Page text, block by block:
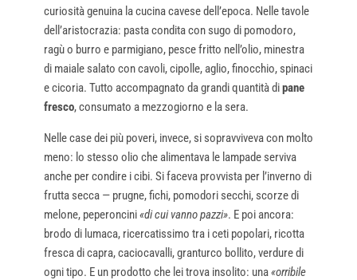
curiosità genuina la cucina cavese dell’epoca. Nelle tavole
dell’aristocrazia: pasta condita con sugo di pomodoro,
ragù o burro e parmigiano, pesce fritto nell’olio, minestra
di maiale salato con cavoli, cipolle, aglio, finocchio, spinaci
e cicoria. Tutto accompagnato da grandi quantità dipane
fresco, consumato a mezzogiorno e la sera.
Nelle case dei più poveri, invece, si sopravviveva con molto
meno: lo stesso olio che alimentava le lampade serviva
anche per condire i cibi. Si faceva provvista per l’inverno di
frutta secca — prugne, fichi, pomodori secchi, scorze di
melone, peperoncini«di cui vanno pazzi». E poi ancora:
brodo di lumaca, ricercatissimo tra i ceti popolari, ricotta
fresca di capra, caciocavalli, granturco bollito, verdure di
ogni tipo. E un prodotto che lei trova insolito: una«orribile